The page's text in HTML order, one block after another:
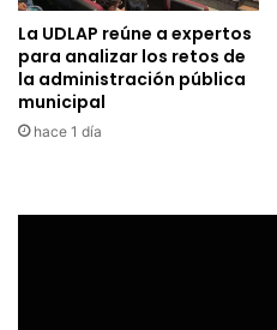
La UDLAP reúne a expertos
para analizar los retos de
la administración pública
municipal
hace 1 día